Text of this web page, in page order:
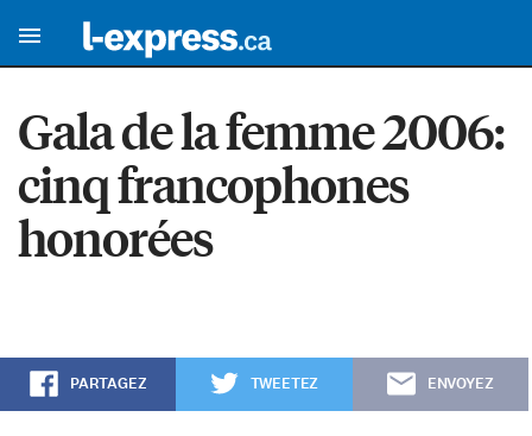
Gala de la femme 2006:
cinq francophones
honorées
PARTAGEZ TWEETEZ ENVOYEZ